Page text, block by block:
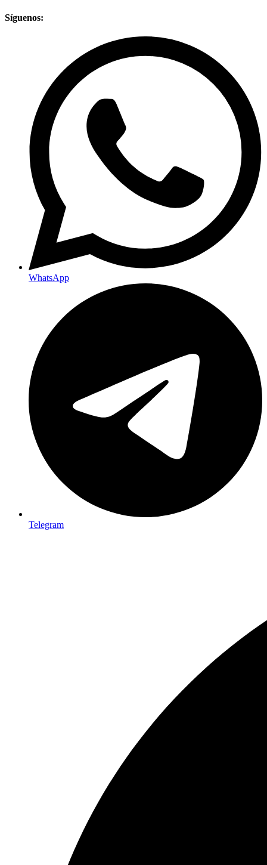
Síguenos:
WhatsApp
Telegram